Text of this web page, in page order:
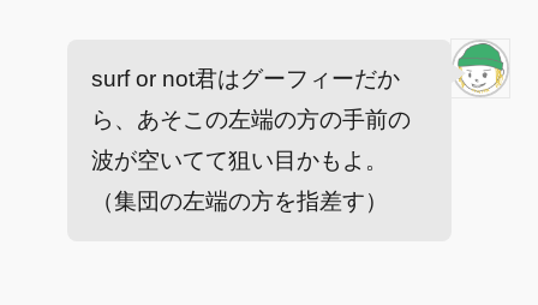
surf or not君はグーフィーだか
ら、あそこの左端の方の手前の
波が空いてて狙い目かもよ。
（集団の左端の方を指差す）